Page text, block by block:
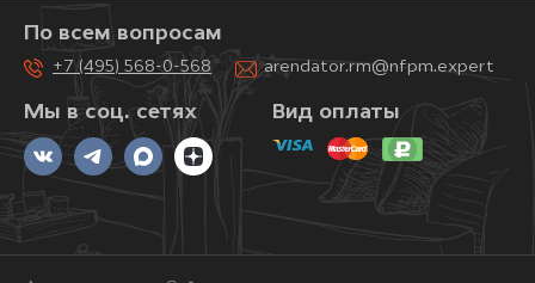
Мы в соц. сетях
По всем вопросам
+7 (495) 568-0-568 arendator.rm@nfpm.expert
Вид оплаты